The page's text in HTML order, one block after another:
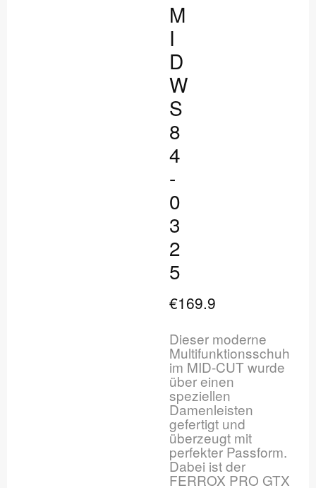
M
I
D
W
S
8
4
-
0
3
2
5
€169.9
Dieser moderne
Multifunktionsschuh
im MID-CUT wurde
über einen
speziellen
Damenleisten
gefertigt und
überzeugt mit
perfekter Passform.
Dabei ist der
FERROX PRO GTX